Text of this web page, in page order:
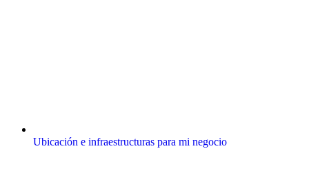
Ubicación e infraestructuras para mi negocio